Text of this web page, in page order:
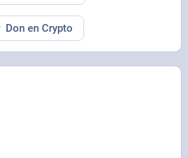
Don en Crypto